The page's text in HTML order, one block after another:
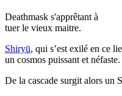
Deathmask s'apprêtant à
tuer le vieux maitre.
Shiryū, qui s’est exilé en ce
un cosmos puissant et néfaste.
De la cascade surgit alors un